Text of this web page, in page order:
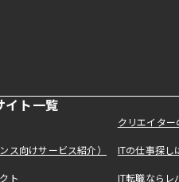
イト一覧
クリエイタ
ス向けサービス紹介） ITの仕事探
ト IT転職なら